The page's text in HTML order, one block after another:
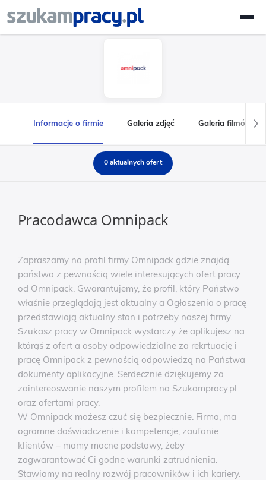
Informacje o firmie Galeria zdjęć Galeria filmów
0 aktualnych ofert
Pracodawca Omnipack
Zapraszamy na profil firmy Omnipack gdzie znajdą
państwo z pewnością wiele interesujących ofert pracy
od Omnipack. Gwarantujemy, że profil, który Państwo
właśnie przeglądają jest aktualny a Ogłoszenia o pracę
przedstawiają aktualny stan i potrzeby naszej firmy.
Szukasz pracy w Omnipack wystarczy że aplikujesz na
którąś z ofert a osoby odpowiedzialne za rekrtuację i
pracę Omnipack z pewnością odpowiedzą na Państwa
dokumenty aplikacyjne. Serdecznie dziękujemy za
zaintereoswanie naszym profilem na Szukampracy.pl
oraz ofertami pracy.
W Omnipack możesz czuć się bezpiecznie. Firma, ma
ogromne doświadczenie i kompetencje, zaufanie
klientów – mamy mocne podstawy, żeby
zagwarantować Ci godne warunki zatrudnienia.
Stawiamy na realny rozwój pracowników i ich kariery.